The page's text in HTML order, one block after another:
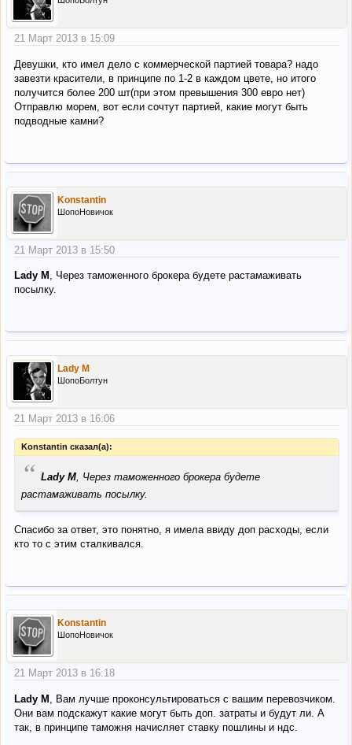
21 Март 2013 в 15:09
Девушки, кто имел дело с коммерческой партией товара? надо
завезти красители, в принципе по 1-2 в каждом цвете, но итого
получится более 200 шт(при этом превышения 300 евро нет)
Отправлю морем, вот если сочтут партией, какие могут быть
подводные камни?
Konstantin
ШопоНовичок
21 Март 2013 в 15:50
Lady M , Через таможенного брокера будете растамаживать
посылку.
Lady M
ШопоБолтун
21 Март 2013 в 16:06
Konstantin сказал(а):
“ Lady M , Через таможенного брокера будете
растамаживать посылку.
Спасибо за ответ, это понятно, я имела ввиду доп расходы, если
кто то с этим сталкивался.
Konstantin
ШопоНовичок
21 Март 2013 в 16:18
Lady M , Вам лучше проконсультироваться с вашим перевозчиком.
Они вам подскажут какие могут быть доп. затраты и будут ли. А
так, в принципе таможня начисляет ставку пошлины и ндс.